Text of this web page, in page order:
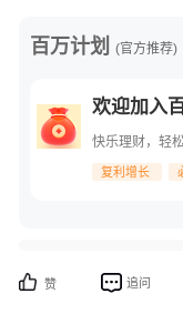
百万计划 (官方推荐)
欢迎加入
快乐理财，轻
复利增长
赞 追问